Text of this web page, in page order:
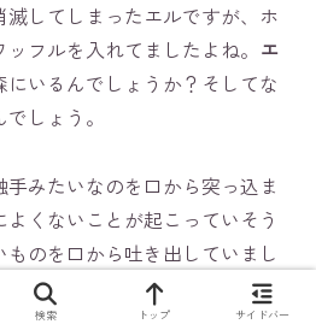
してしまったエルですが、ホ
フルを入れてましたよね。 エ
にいるんでしょうか？そしてな
しょう。
みたいなのを口から突っ込ま
くないことが起こっていそう
のを口から吐き出していまし
へ一瞬トリップしていました。
ィルがデモゴルゴンになっちゃ
検索 トップ サイドバー